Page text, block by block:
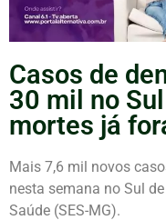
Casos de
30 mil no
mortes já
Mais 7,6 mil novos
nesta semana no Sul
Saúde (SES-MG).